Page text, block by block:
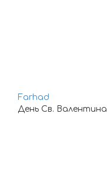
Farhad
День Св. Валентина